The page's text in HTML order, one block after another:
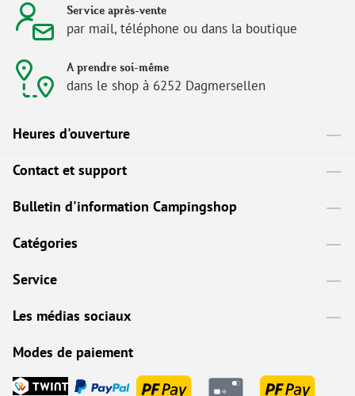
Service après-vente
par mail, téléphone ou dans la boutique
A prendre soi-même
dans le shop à 6252 Dagmersellen
Heures d'ouverture
Contact et support
Bulletin d'information Campingshop
Catégories
Service
Les médias sociaux
Modes de paiement